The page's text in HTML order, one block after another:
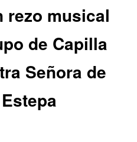
rezo musical
de Capilla
Señora de